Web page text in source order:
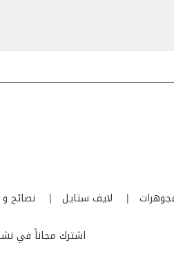
لايف ستايل نصائح
اشترك مجاناً في